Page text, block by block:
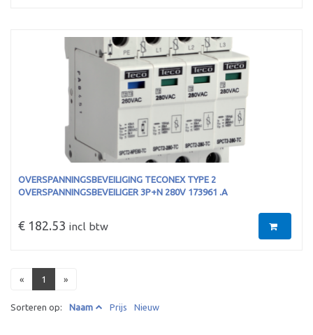
OVERSPANNINGSBEVEILIGING TECONEX TYPE 2
OVERSPANNINGSBEVEILIGER 3P+N 280V 173961 .A
€ 182.53 incl btw
« 1 »
Sorteren op: Naam Prijs Nieuw